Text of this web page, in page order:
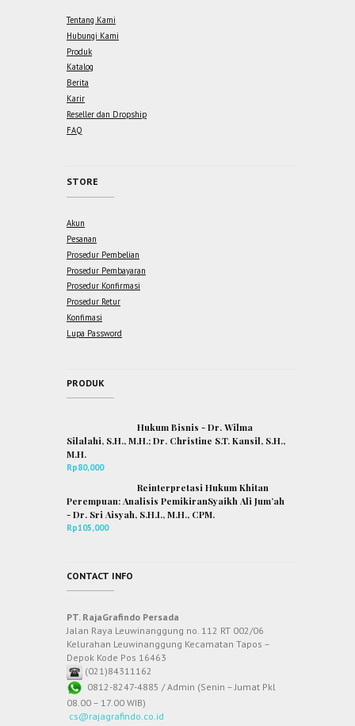
Tentang Kami
Hubungi Kami
Produk
Katalog
Berita
Karir
Reseller dan Dropship
FAQ
STORE
Akun
Pesanan
Prosedur Pembelian
Prosedur Pembayaran
Prosedur Konfirmasi
Prosedur Retur
Konfimasi
Lupa Password
PRODUK
Hukum Bisnis - Dr. Wilma
Silalahi, S.H., M.H.; Dr. Christine S.T. Kansil, S.H.,
M.H.
Rp80,000
Reinterpretasi Hukum Khitan
Perempuan: Analisis PemikiranSyaikh Ali Jum’ah
- Dr. Sri Aisyah, S.H.I., M.H., CPM.
Rp105,000
CONTACT INFO
PT. RajaGrafindo Persada
Jalan Raya Leuwinanggung no. 112 RT 002/06
Kelurahan Leuwinanggung Kecamatan Tapos –
Depok Kode Pos 16463
(021)84311162
0812-8247-4885 / Admin (Senin – Jumat Pkl
08.00 – 17.00 WIB)
cs@rajagrafindo.co.id